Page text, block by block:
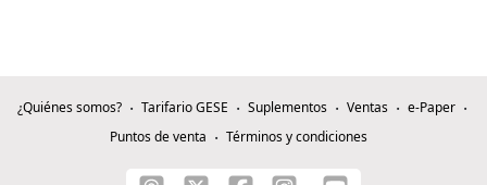
¿Quiénes somos? Tarifario GESE Suplementos Ventas
e-Paper
Puntos de venta
Términos y condiciones